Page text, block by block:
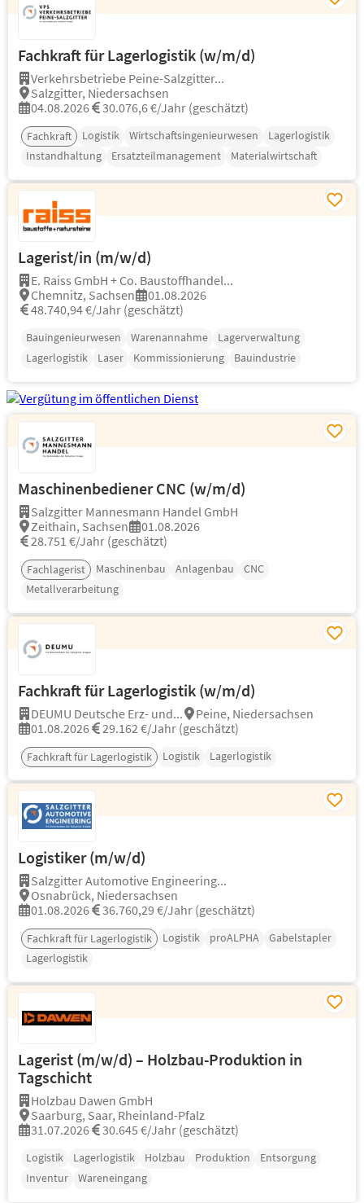
Fachkraft für Lagerlogistik (w/m/d)
Verkehrsbetriebe Peine-Salzgitter...
Salzgitter, Niedersachsen
04.08.2026
30.076,6 €/Jahr (geschätzt)
Fachkraft Logistik Wirtschaftsingenieurwesen
Lagerlogistik
Instandhaltung
Ersatzteilmanagement Materialwirtschaft
Lagerist/in (m/w/d)
E. Raiss GmbH + Co. Baustoffhandel...
Chemnitz, Sachsen
01.08.2026
48.740,94 €/Jahr (geschätzt)
Bauingenieurwesen Warenannahme
Lagerverwaltung
Lagerlogistik
Laser Kommissionierung Bauindustrie
Maschinenbediener CNC (w/m/d)
Salzgitter Mannesmann Handel GmbH
Zeithain, Sachsen
01.08.2026
28.751 €/Jahr (geschätzt)
Fachlagerist Maschinenbau Anlagenbau
CNC
Metallverarbeitung
Fachkraft für Lagerlogistik (w/m/d)
DEUMU Deutsche Erz- und...
Peine, Niedersachsen
01.08.2026
29.162 €/Jahr (geschätzt)
Fachkraft für Lagerlogistik Logistik Lagerlogistik
Logistiker (m/w/d)
Salzgitter Automotive Engineering...
Osnabrück, Niedersachsen
01.08.2026
36.760,29 €/Jahr (geschätzt)
Fachkraft für Lagerlogistik Logistik proALPHA
Gabelstapler
Lagerlogistik
Lagerist (m/w/d) – Holzbau-Produktion in
Tagschicht
Holzbau Dawen GmbH
Saarburg, Saar, Rheinland-Pfalz
31.07.2026
30.645 €/Jahr (geschätzt)
Logistik Lagerlogistik Holzbau Produktion
Entsorgung
Inventur
Wareneingang